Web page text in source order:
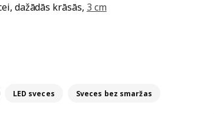
dažādās krāsās, 3 cm
LED sveces Sveces bez smaržas